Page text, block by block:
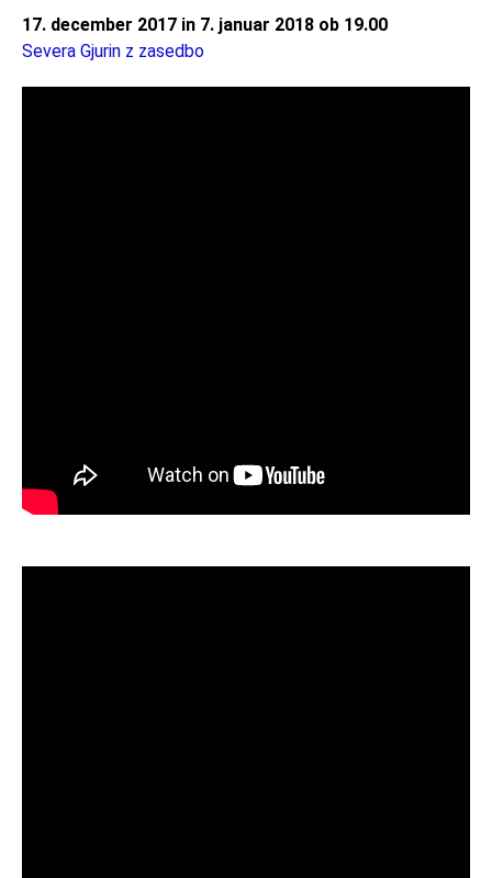
17. december 2017 in 7. januar 2018 ob 19.00
Severa Gjurin z zasedbo